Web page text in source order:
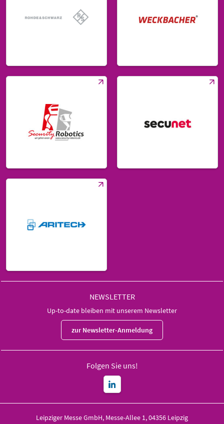
NEWSLETTER
Up-to-date bleiben mit unserem Newsletter
zur Newsletter-Anmeldung
Folgen Sie uns!
Leipziger Messe GmbH, Messe-Allee 1, 04356 Leipzig